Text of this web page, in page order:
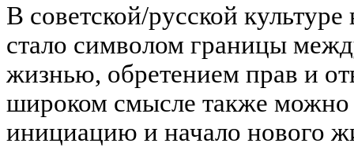
В советской/русской
стало символом границы
жизнью, обретением прав и
широком смысле также можно
инициацию и начало нового